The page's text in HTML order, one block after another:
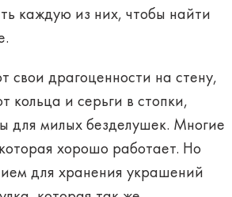
каждую из них, чтобы найти
свои драгоценности на стену,
кольца и серьги в стопки,
для милых безделушек. Многие
хорошо работает. Но
для хранения украшений